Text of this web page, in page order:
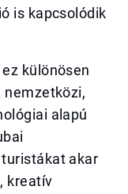
is kapcsolódik
különösen
nemzetközi,
alapú
akar
kreatív